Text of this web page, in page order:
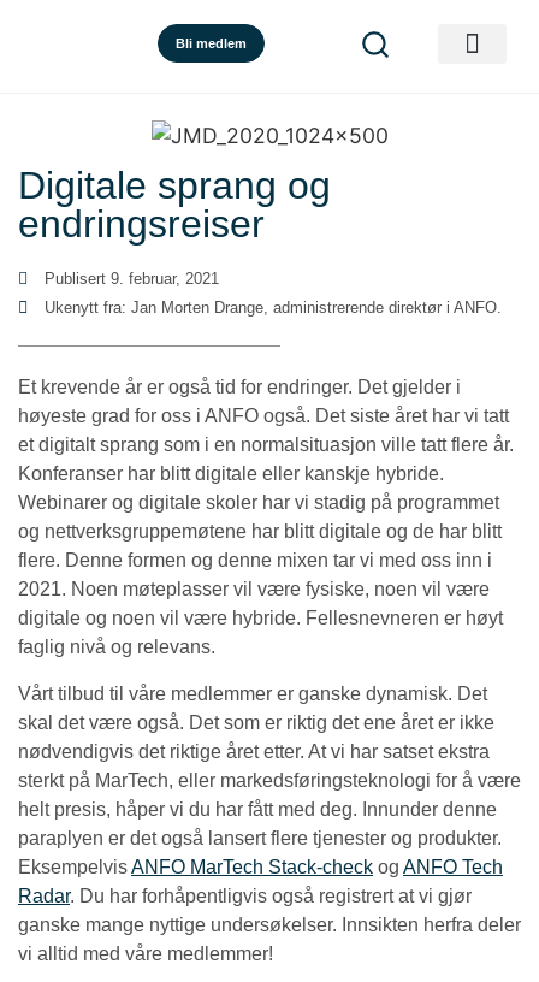
Bli medlem
Digitale sprang og
endringsreiser
Publisert 9. februar, 2021
Ukenytt fra: Jan Morten Drange, administrerende direktør i ANFO.
Et krevende år er også tid for endringer. Det gjelder i
høyeste grad for oss i ANFO også. Det siste året har vi tatt
et digitalt sprang som i en normalsituasjon ville tatt flere år.
Konferanser har blitt digitale eller kanskje hybride.
Webinarer og digitale skoler har vi stadig på programmet
og nettverksgruppemøtene har blitt digitale og de har blitt
flere. Denne formen og denne mixen tar vi med oss inn i
2021. Noen møteplasser vil være fysiske, noen vil være
digitale og noen vil være hybride. Fellesnevneren er høyt
faglig nivå og relevans.
Vårt tilbud til våre medlemmer er ganske dynamisk. Det
skal det være også. Det som er riktig det ene året er ikke
nødvendigvis det riktige året etter. At vi har satset ekstra
sterkt på MarTech, eller markedsføringsteknologi for å være
helt presis, håper vi du har fått med deg. Innunder denne
paraplyen er det også lansert flere tjenester og produkter.
EksempelvisANFO MarTech Stack-check og ANFO Tech
Radar. Du har forhåpentligvis også registrert at vi gjør
ganske mange nyttige undersøkelser. Innsikten herfra deler
vi alltid med våre medlemmer!